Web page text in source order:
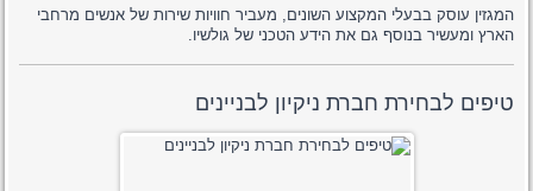
המגזין עוסק בבעלי המקצוע השונים, מעביר חוויות שירות של אנשים מרחבי
הארץ ומעשיר בנוסף גם את הידע הטכני של גולשיו.
טיפים לבחירת חברת ניקיון לבניינים